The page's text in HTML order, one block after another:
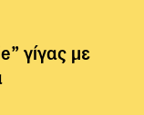
γίγας με